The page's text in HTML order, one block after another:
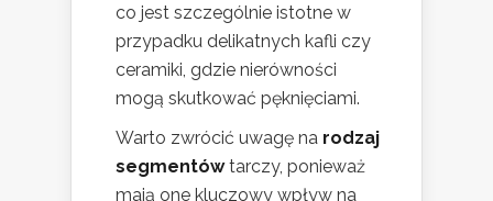
co jest szczególnie istotne w
przypadku delikatnych kafli czy
ceramiki, gdzie nierówności
mogą skutkować pęknięciami.
Warto zwrócić uwagę na rodzaj
segmentówtarczy, ponieważ
mają one kluczowy wpływ na